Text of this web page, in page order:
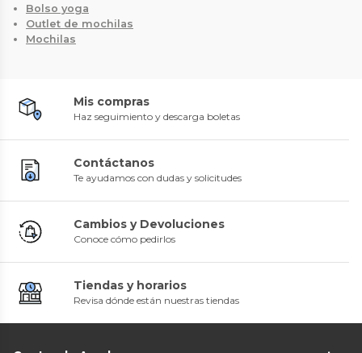
Bolso yoga
Outlet de mochilas
Mochilas
Mis compras
Haz seguimiento y descarga boletas
Contáctanos
Te ayudamos con dudas y solicitudes
Cambios y Devoluciones
Conoce cómo pedirlos
Tiendas y horarios
Revisa dónde están nuestras tiendas